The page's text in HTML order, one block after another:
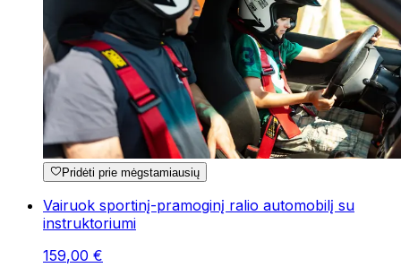
Pridėti prie mėgstamiausių
Vairuok sportinį-pramoginį ralio automobilį su
instruktoriumi
159,00 €